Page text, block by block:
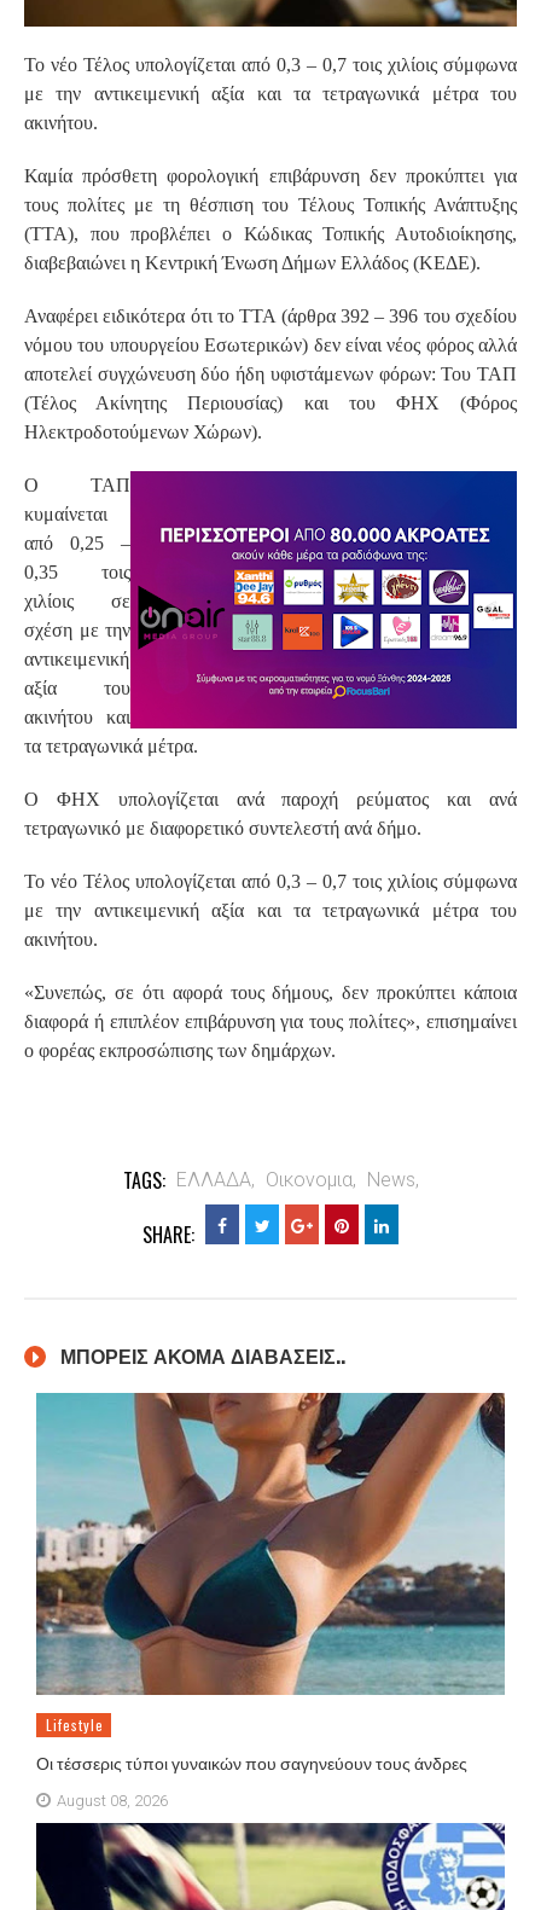
Το νέο Τέλος υπολογίζεται από 0,3 – 0,7 τοις χιλίοις σύμφωνα
με την αντικειμενική αξία και τα τετραγωνικά μέτρα του
ακινήτου.
Καμία πρόσθετη φορολογική επιβάρυνση δεν προκύπτει για
τους πολίτες με τη θέσπιση του Τέλους Τοπικής Ανάπτυξης
(ΤΤΑ), που προβλέπει ο Κώδικας Τοπικής Αυτοδιοίκησης,
διαβεβαιώνει η Κεντρική Ένωση Δήμων Ελλάδος (ΚΕΔΕ).
Αναφέρει ειδικότερα ότι το ΤΤΑ (άρθρα 392 – 396 του σχεδίου
νόμου του υπουργείου Εσωτερικών) δεν είναι νέος φόρος αλλά
αποτελεί συγχώνευση δύο ήδη υφιστάμενων φόρων: Του ΤΑΠ
(Τέλος Ακίνητης Περιουσίας) και του ΦΗΧ (Φόρος
Ηλεκτροδοτούμενων Χώρων).
Ο ΤΑΠ
κυμαίνεται
από 0,25 –
0,35 τοις
χιλίοις σε
σχέση με την
αντικειμενική
αξία του
ακινήτου και
τα τετραγωνικά μέτρα.
Ο ΦΗΧ υπολογίζεται ανά παροχή ρεύματος και ανά
τετραγωνικό με διαφορετικό συντελεστή ανά δήμο.
Το νέο Τέλος υπολογίζεται από 0,3 – 0,7 τοις χιλίοις σύμφωνα
με την αντικειμενική αξία και τα τετραγωνικά μέτρα του
ακινήτου.
«Συνεπώς, σε ότι αφορά τους δήμους, δεν προκύπτει κάποια
διαφορά ή επιπλέον επιβάρυνση για τους πολίτες», επισημαίνει
ο φορέας εκπροσώπισης των δημάρχων.
TAGS: ΕΛΛΑΔΑ, Οικονομια, News,
SHARE:
ΜΠΟΡΕΙΣ ΑΚΟΜΑ ΔΙΑΒΑΣΕΙΣ..
Lifestyle
Οι τέσσερις τύποι γυναικών που σαγηνεύουν τους άνδρες
August 08, 2026